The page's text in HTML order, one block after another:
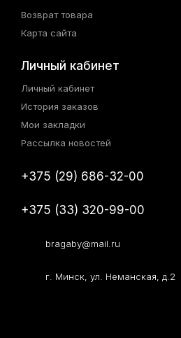
Возврат товара
Карта сайта
Личный кабинет
Личный кабинет
История заказов
Мои закладки
Рассылка новостей
+375 (29) 686-32-00
+375 (33) 320-99-00
bragaby@mail.ru
г. Минск, ул. Неманская, д.2